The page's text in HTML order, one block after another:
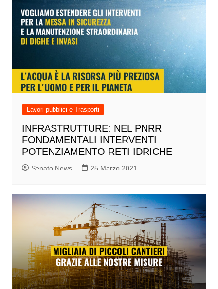
Lavori pubblici e Trasporti
INFRASTRUTTURE: NEL PNRR
FONDAMENTALI INTERVENTI
POTENZIAMENTO RETI IDRICHE
Senato News 25 Marzo 2021